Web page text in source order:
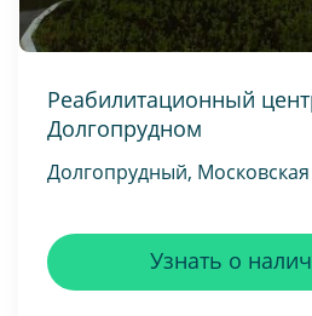
Реабилитационный
Долгопрудном
Долгопрудный, Московская
Узнать о